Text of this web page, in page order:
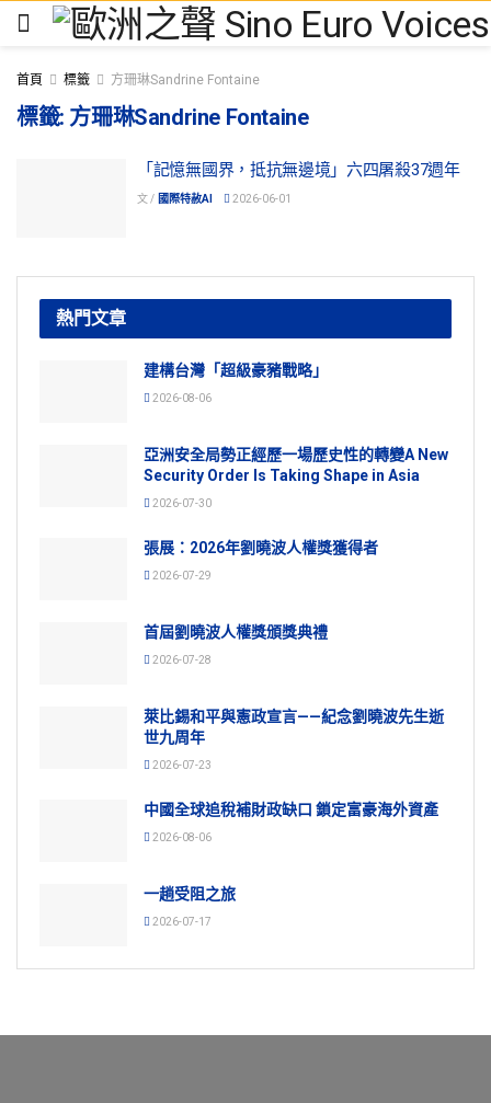
首頁 標籤 方珊琳Sandrine Fontaine
標籤: 方珊琳Sandrine Fontaine
「記憶無國界，抵抗無邊境」六四屠殺37週年
文 / 國際特赦AI 2026-06-01
熱門文章
建構台灣「超級豪豬戰略」
2026-08-06
亞洲安全局勢正經歷一場歷史性的轉變A New
Security Order Is Taking Shape in Asia
2026-07-30
張展：2026年劉曉波人權獎獲得者
2026-07-29
首屆劉曉波人權獎頒獎典禮
2026-07-28
萊比錫和平與憲政宣言——紀念劉曉波先生逝
世九周年
2026-07-23
中國全球追稅補財政缺口 鎖定富豪海外資產
2026-08-06
一趟受阻之旅
2026-07-17